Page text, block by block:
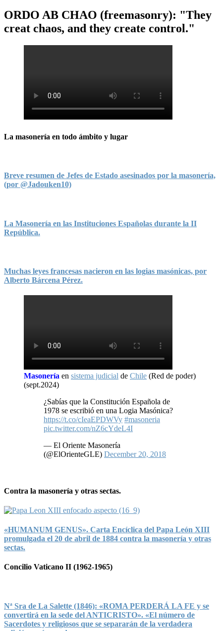
ORDO AB CHAO (freemasonry): "They
creat chaos, and they create control."
La masonería en todo ámbito y lugar
Breve resumen de Jefes de Estado asesinados por la masonería,
(por @Jadouken10)
La Masonería en las Instituciones Españolas durante la II
República.
Muchas leyes francesas nacieron en las logias masónicas, por
Alberto Bárcena Pérez.
Masonería en sistema judicial de Chile (Red de poder)
(sept.2024)
¿Sabías que la Constitución Española de
1978 se escribió en una Logia Masónica?
https://t.co/cIeaEPDWVy #masoneria
pic.twitter.com/nZ6cYdeL4I
— El Oriente Masonería
(@ElOrienteGLE) December 20, 2018
Contra la masonería y otras sectas.
«HUMANUM GENUS». Carta Encíclica del Papa León XIII
promulgada el 20 de abril de 1884 contra la masonería y otras
sectas.
Concilio Vaticano II (1962-1965)
Nª Sra de La Salette (1846): «ROMA PERDERÁ LA FE y se
convertirá en la sede del ANTICRISTO». «El número de
Sacerdotes y religiosos que se separarán de la verdadera